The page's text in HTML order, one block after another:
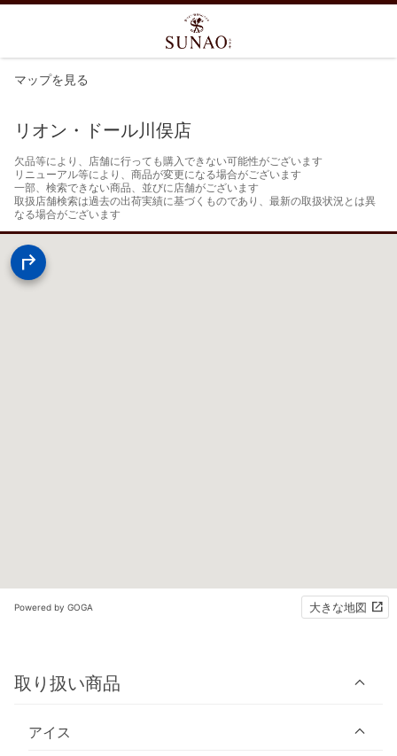
マップを見る
リオン・ドール川俣店
欠品等により、店舗に行っても購入できない可能性がございます
リニューアル等により、商品が変更になる場合がございます
一部、検索できない商品、並びに店舗がございます
取扱店舗検索は過去の出荷実績に基づくものであり、最新の取扱状況とは異
なる場合がございます
Powered by GOGA 大きな地図
取り扱い商品
アイス